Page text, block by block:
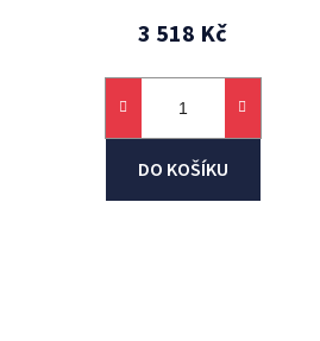
3 518 Kč
DO KOŠÍKU